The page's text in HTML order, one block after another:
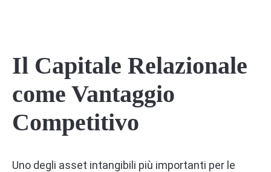
Il Capitale Relazionale
come Vantaggio
Competitivo
Uno degli asset intangibili più importanti per le